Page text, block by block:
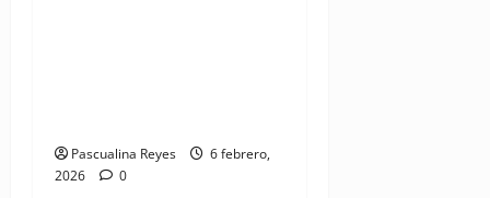
Pascualina Reyes
6 febrero,
2026
0